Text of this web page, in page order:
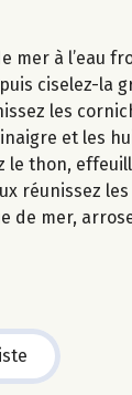
mer à l’eau
ciselez-la
les
et les
le thon,
réunissez
de mer,